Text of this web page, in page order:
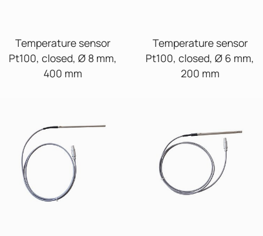
Temperature sensor
Pt100, closed, Ø 8 mm,
400 mm
Temperature sensor
Pt100, closed, Ø 6 mm,
200 mm